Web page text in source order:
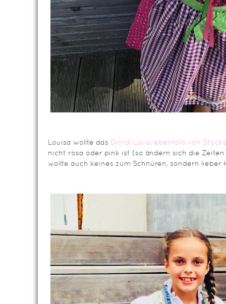
Louisa wollte das Dirndl Lova, ebenfalls von
nicht rosa oder pink ist (so ändern sich die
wollte auch keines zum Schnüren, sondern lieber